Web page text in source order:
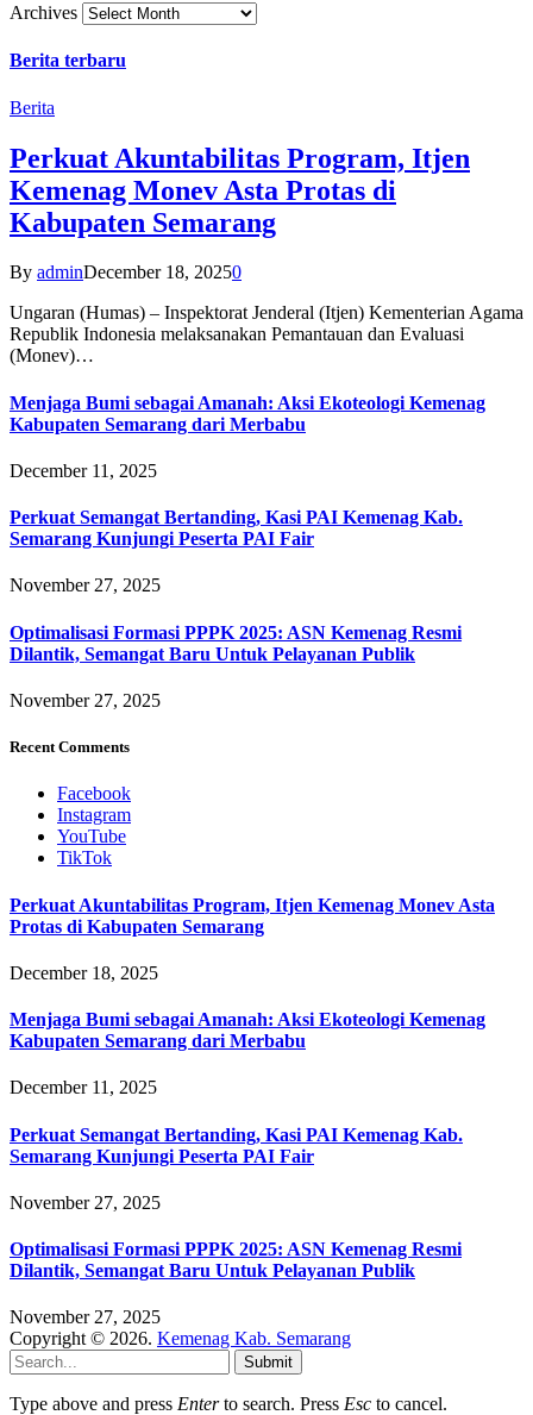
Archives
Berita terbaru
Berita
Perkuat Akuntabilitas Program, Itjen
Kemenag Monev Asta Protas di
Kabupaten Semarang
By adminDecember 18, 20250
Ungaran (Humas) – Inspektorat Jenderal (Itjen) Kementerian Agama
Republik Indonesia melaksanakan Pemantauan dan Evaluasi
(Monev)…
Menjaga Bumi sebagai Amanah: Aksi Ekoteologi Kemenag
Kabupaten Semarang dari Merbabu
December 11, 2025
Perkuat Semangat Bertanding, Kasi PAI Kemenag Kab.
Semarang Kunjungi Peserta PAI Fair
November 27, 2025
Optimalisasi Formasi PPPK 2025: ASN Kemenag Resmi
Dilantik, Semangat Baru Untuk Pelayanan Publik
November 27, 2025
Recent Comments
Facebook
Instagram
YouTube
TikTok
Perkuat Akuntabilitas Program, Itjen Kemenag Monev Asta
Protas di Kabupaten Semarang
December 18, 2025
Menjaga Bumi sebagai Amanah: Aksi Ekoteologi Kemenag
Kabupaten Semarang dari Merbabu
December 11, 2025
Perkuat Semangat Bertanding, Kasi PAI Kemenag Kab.
Semarang Kunjungi Peserta PAI Fair
November 27, 2025
Optimalisasi Formasi PPPK 2025: ASN Kemenag Resmi
Dilantik, Semangat Baru Untuk Pelayanan Publik
November 27, 2025
Copyright © 2026. Kemenag Kab. Semarang
Submit
Type above and press Enterto search. Press Esc to cancel.